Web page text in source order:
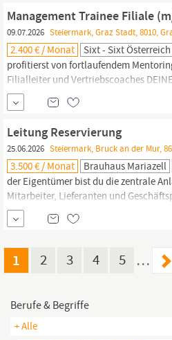
Zukunft Du hast Lust auf eine
Management Trainee Filiale
09.07.2026 Steiermark, Graz Stadt, 8010,
2.400 € / Monat Sixt - Sixt Österreich
profitierst von fortlaufendem
Filialleiter und Vertriebscoaches
Ausbildung & Erfahrung Du bringst
betriebswirtschaftliche Ausbildung
Qualifikation im kaufmännischen
Leitung Reservierung
25.06.2026 Steiermark, Bruck an der Mur,
3.500 € / Monat Brauhaus Mariazell
der Eigentümer bist du die zentrale
Mitarbeiter, Lieferanten und
Reservierungen, organisierst Abläufe
administrativen,
1 2 3 4 5 …
Berufe & Begriffe
+ Alle